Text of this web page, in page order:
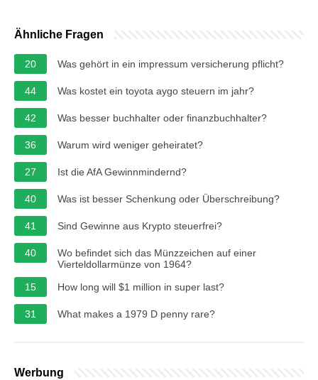
Ähnliche Fragen
20 Was gehört in ein impressum versicherung pflicht?
44 Was kostet ein toyota aygo steuern im jahr?
42 Was besser buchhalter oder finanzbuchhalter?
36 Warum wird weniger geheiratet?
27 Ist die AfA Gewinnmindernd?
40 Was ist besser Schenkung oder Überschreibung?
41 Sind Gewinne aus Krypto steuerfrei?
40
Wo befindet sich das Münzzeichen auf einer
Vierteldollarmünze von 1964?
15
How long will $1 million in super last?
31 What makes a 1979 D penny rare?
Werbung